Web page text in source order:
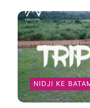
NIDJI KE